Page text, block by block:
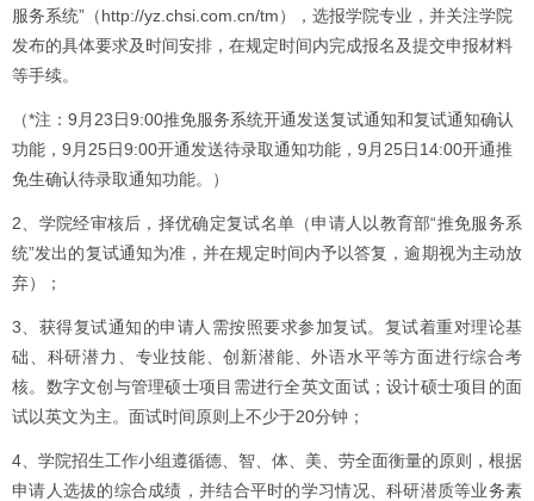
服务系统”（http://yz.chsi.com.cn/tm），选报学院专业，并关注学院
发布的具体要求及时间安排，在规定时间内完成报名及提交申报材料
等手续。
（*注：9月23日9:00推免服务系统开通发送复试通知和复试通知确认
功能，9月25日9:00开通发送待录取通知功能，9月25日14:00开通推
免生确认待录取通知功能。）
2、学院经审核后，择优确定复试名单（申请人以教育部“推免服务系
统”发出的复试通知为准，并在规定时间内予以答复，逾期视为主动放
弃）；
3、获得复试通知的申请人需按照要求参加复试。复试着重对理论基
础、科研潜力、专业技能、创新潜能、外语水平等方面进行综合考
核。数字文创与管理硕士项目需进行全英文面试；设计硕士项目的面
试以英文为主。面试时间原则上不少于20分钟；
4、学院招生工作小组遵循德、智、体、美、劳全面衡量的原则，根据
申请人选拔的综合成绩，并结合平时的学习情况、科研潜质等业务素